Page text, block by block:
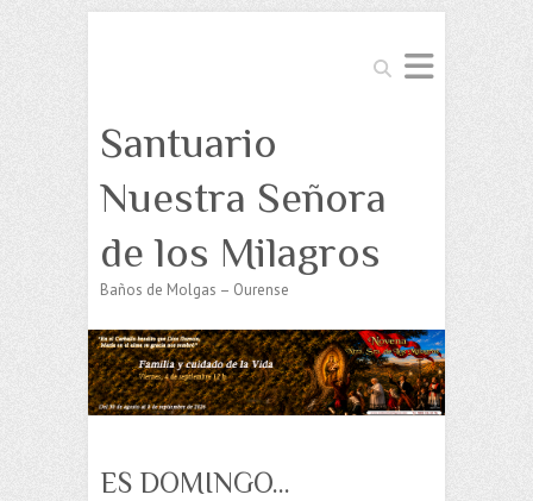
Buscar
Santuario
Nuestra Señora
de los Milagros
Baños de Molgas – Ourense
ES DOMINGO…